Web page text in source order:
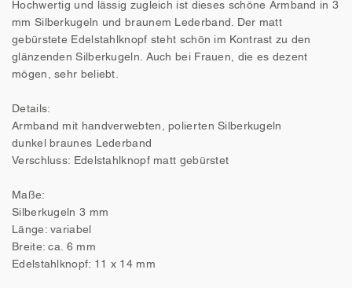
Hochwertig und lässig zugleich ist dieses schöne Armband in 3
mm Silberkugeln und braunem Lederband. Der matt
gebürstete Edelstahlknopf steht schön im Kontrast zu den
glänzenden Silberkugeln. Auch bei Frauen, die es dezent
mögen, sehr beliebt.
Details:
Armband mit handverwebten, polierten Silberkugeln
dunkel braunes Lederband
Verschluss: Edelstahlknopf matt gebürstet
Maße:
Silberkugeln 3 mm
Länge: variabel
Breite: ca. 6 mm
Edelstahlknopf: 11 x 14 mm